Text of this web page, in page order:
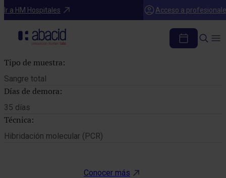
Ir a HM Hospitales Acceso a
Catálogo de pruebas
GEN BRCA-I
Tipo de muestra:
Sangre total
Días de demora:
35 días
Técnica:
Hibridación molecular (PCR)
Conocer más